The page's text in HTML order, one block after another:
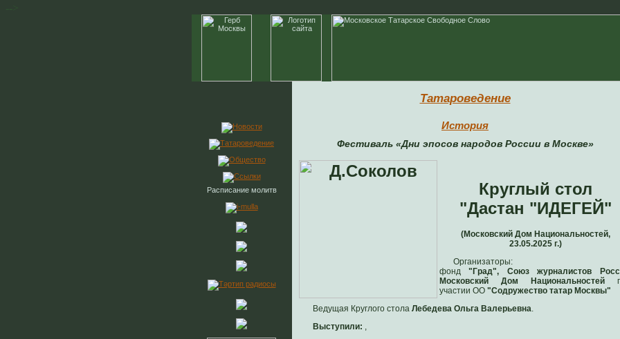
Расписание молитв
Татароведение
История
Фестиваль «Дни эпосов народов России в Москве»
Круглый стол
"Дастан "ИДЕГЕЙ"
(Московский Дом Национальностей,
23.05.2025 г.)
Организаторы:
фонд "Град", Союз журналистов
Московский Дом Национальностей
участии ОО"Содружество татар Москвы"
Ведущая Круглого столаЛебедева Ольга Валерьевна.
Выступили: ,